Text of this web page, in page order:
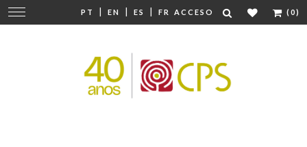
PT | EN | ES | FR ACCESO (0)
Cambiar
navegación